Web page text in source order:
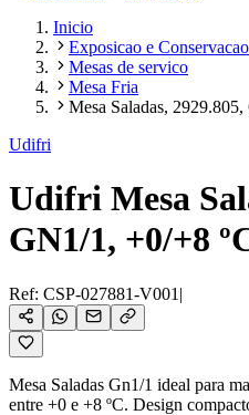
Inicio
Exposicao e Conservacao
Mesas de servico
Mesa Fria
Mesa Saladas,
Udifri
Udifri Mesa
GN1/1, +0/+8
Ref: CSP-027881-V001 |
Mesa Saladas Gn1/1 ideal para
entre +0 e +8 ºC. Design